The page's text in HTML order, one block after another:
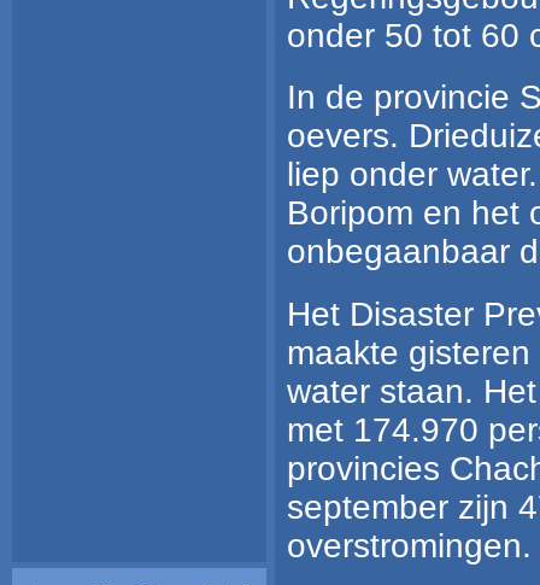
onder 50 tot 60
In de provincie
oevers.
liep onder
Boripom en het
onbegaanbaar
Het Disaster
maakte
water staan.
met 174.970
provincies
september zijn